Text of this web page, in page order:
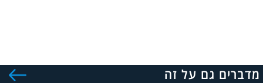
מדברים גם על זה